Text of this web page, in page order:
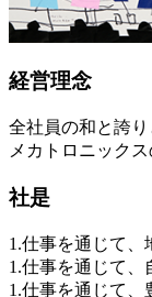
経営理念
全社員の和と誇
メカトロニック
社是
1.仕事を通じて、
1.仕事を通じて、
1.仕事を通じて、